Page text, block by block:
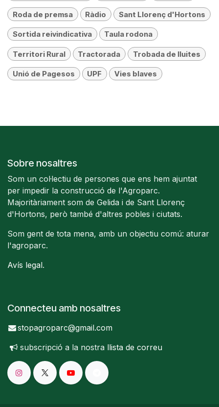
Roda de premsa Ràdio Sant Llorenç d'Hortons
Sortida reivindicativa Taula rodona
Territori Rural Tractorada Trobada de lluites
Unió de Pagesos UPF Vies blaves
Sobre nosaltres
Som un col·lectiu de persones que ens hem ajuntat
per impedir la construcció de l'Agroparc.
Majoritàriament som de Gelida i de Sant Llorenç
d'Hortons, però també d'altres pobles i ciutats.
Som gent de tota mena, amb un objectiu comú: aturar
l'agroparc.
Avís legal.
Connecteu amb nosaltres
stopagroparc@gmail.com
subscripció a la nostra llista de correu